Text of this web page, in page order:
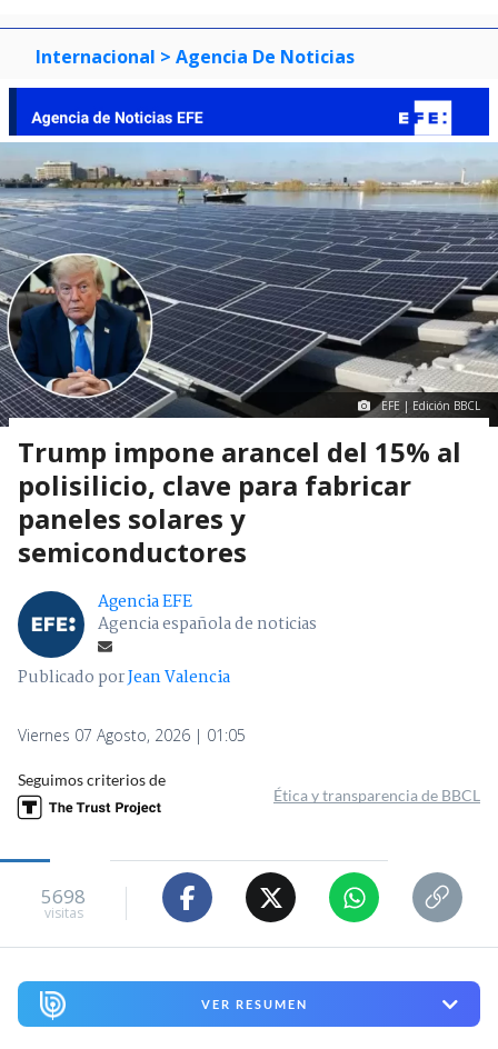
Internacional > Agencia De Noticias
EFE | Edición BBCL
Trump impone arancel del 15% al
polisilicio, clave para fabricar
paneles solares y
semiconductores
Agencia EFE
Agencia española de noticias
Publicado porJean Valencia
Viernes 07 Agosto, 2026 | 01:05
Seguimos criterios de
Ética y transparencia de BBCL
5698
visitas
VER RESUMEN